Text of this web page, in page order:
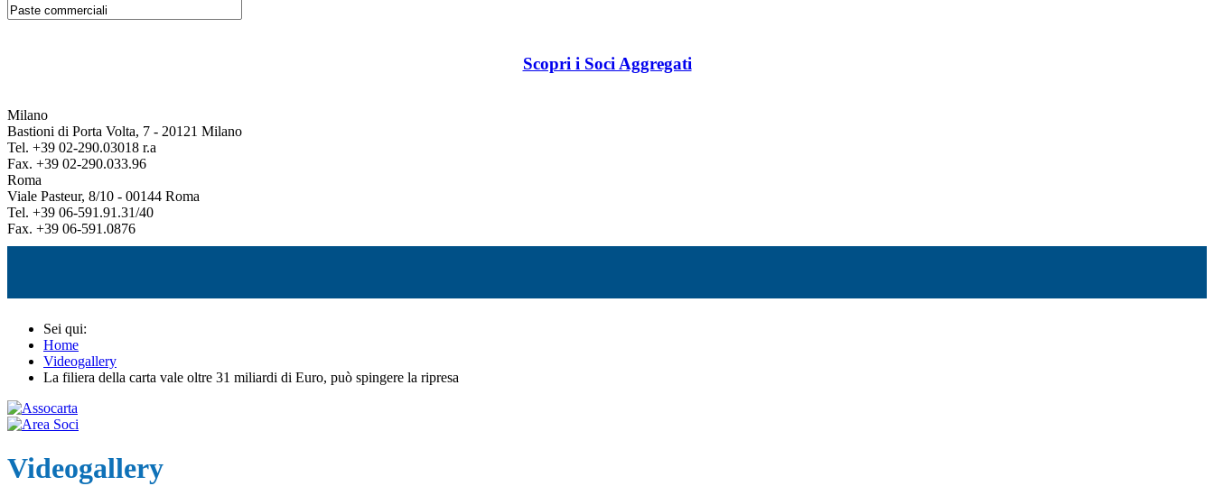
Scopri i Soci Aggregati
Milano
Bastioni di Porta Volta, 7 - 20121 Milano
Tel. +39 02-290.03018 r.a
Fax. +39 02-290.033.96
Roma
Viale Pasteur, 8/10 - 00144 Roma
Tel. +39 06-591.91.31/40
Fax. +39 06-591.0876
Sei qui:
Home
Videogallery
La filiera della carta vale oltre 31 miliardi di Euro, può spingere la ripresa
Videogallery